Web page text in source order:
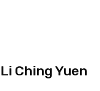
Li Ching Yuen